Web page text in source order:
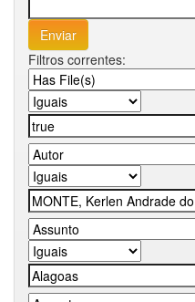
Filtros correntes: